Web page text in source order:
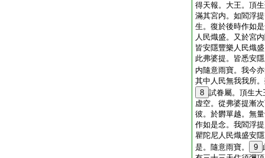
得天報。大王。頂
滿其宮内。如閻浮
生。復於後時作如
人民熾盛。又於宮
皆安隱豐樂人民熾
此弗婆提。皆悉安
内隨意雨寶。我今
其中人民無我我所
8 試眷屬。頂生
虚空。從弗婆提漸
彼。於欝單越。無
作如是念。我閻浮
瞿陀尼人民熾盛安
是。隨意雨寶。
9